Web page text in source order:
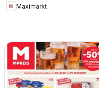
Maximarkt